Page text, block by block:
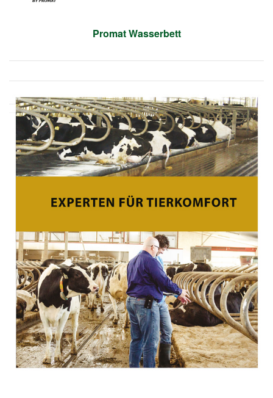
Promat Wasserbett